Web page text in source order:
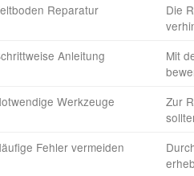
Reparatur
Die
Anleitung
Mit
Werkzeuge
Zur
Fehler vermeiden